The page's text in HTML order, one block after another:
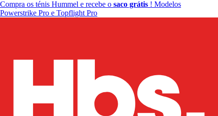
Compra os ténis Hummel e recebe o saco grátis ! Modelos
Powerstrike Pro e Topflight Pro